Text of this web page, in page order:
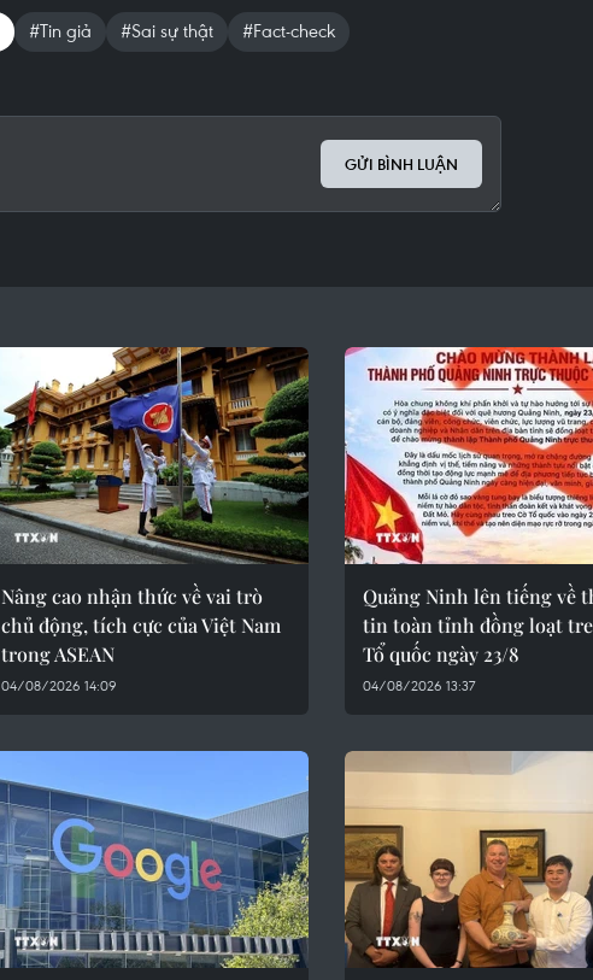
#Tin giả #Sai sự thật
#Fact-check
GỬI BÌNH LUẬN
Nâng cao nhận thức về vai trò
chủ động, tích cực của Việt Nam
trong ASEAN
04/08/2026 14:09
Quảng Ninh lên tiếng về
tin toàn tỉnh đồng loạt
Tổ quốc ngày 23/8
04/08/2026 13:37